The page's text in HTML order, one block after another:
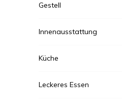
Gestell
Innenausstattung
Küche
Leckeres Essen